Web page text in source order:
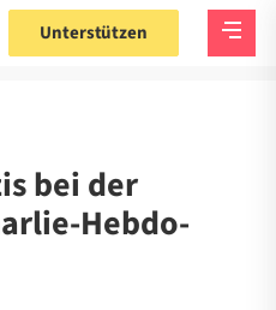
Unterstützen
bei der
Hebdo-